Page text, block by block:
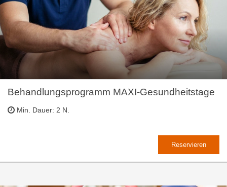
Behandlungsprogramm MAXI-Gesundheitstage
Min. Dauer: 2 N.
Reservieren